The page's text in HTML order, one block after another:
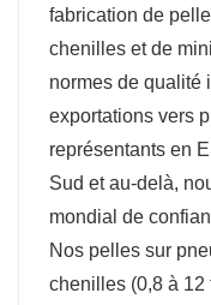
fabrication de
chenilles et de
normes de qualité
exportations vers
représentants en
Sud et au-delà,
mondial de
Nos pelles sur
chenilles (0,8 à 12